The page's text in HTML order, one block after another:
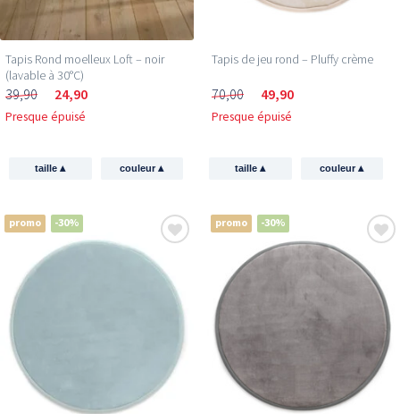
Tapis Rond moelleux Loft – noir
(lavable à 30°C)
39,90 24,90
Presque épuisé
taille▴ couleur▴
Tapis de jeu rond – Pluffy crème
70,00 49,90
Presque épuisé
taille▴ couleur▴
promo -30% promo -30%